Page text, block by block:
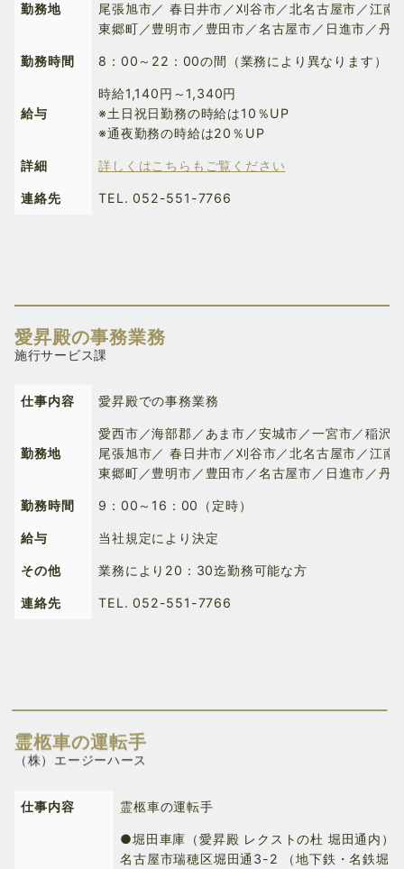
勤務地
尾張旭市／ 春日井市／刈谷市／北名古屋市／江
東郷町／豊明市／豊田市／名古屋市／日進市／丹
勤務時間 8：00～22：00の間（業務により異なります）
給与
時給1,140円～1,340円
※土日祝日勤務の時給は10％UP
※通夜勤務の時給は20％UP
詳細 詳しくはこちらもご覧ください
連絡先 TEL.052-551-7766
愛昇殿の事務業務
施行サービス課
仕事内容 愛昇殿での事務業務
勤務地
愛西市／海部郡／あま市／安城市／一宮市／稲沢
尾張旭市／ 春日井市／刈谷市／北名古屋市／江
東郷町／豊明市／豊田市／名古屋市／日進市／丹
勤務時間 9：00～16：00（定時）
給与 当社規定により決定
その他 業務により20：30迄勤務可能な方
連絡先 TEL.052-551-7766
霊柩車の運転手
（株）エージーハース
仕事内容 霊柩車の運転手
●堀田車庫（愛昇殿 レクストの杜 堀田通内）
名古屋市瑞穂区堀田通3-2 （地下鉄・名鉄堀